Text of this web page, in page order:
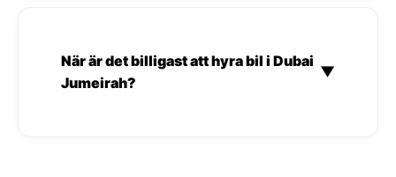
När är det billigast att hyra bil i Dubai
Jumeirah?
▼